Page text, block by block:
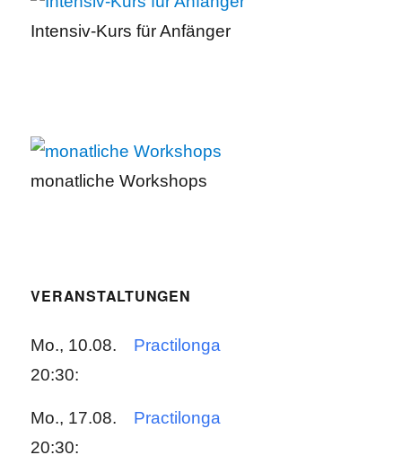
Intensiv-Kurs für Anfänger
monatliche Workshops
VERANSTALTUNGEN
Mo., 10.08.
20:30:
Practilonga
Mo., 17.08.
20:30:
Practilonga